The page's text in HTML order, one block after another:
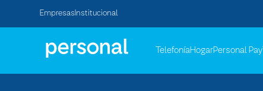
Empresas Institucional
TelefoníaHogarPersonal Pay